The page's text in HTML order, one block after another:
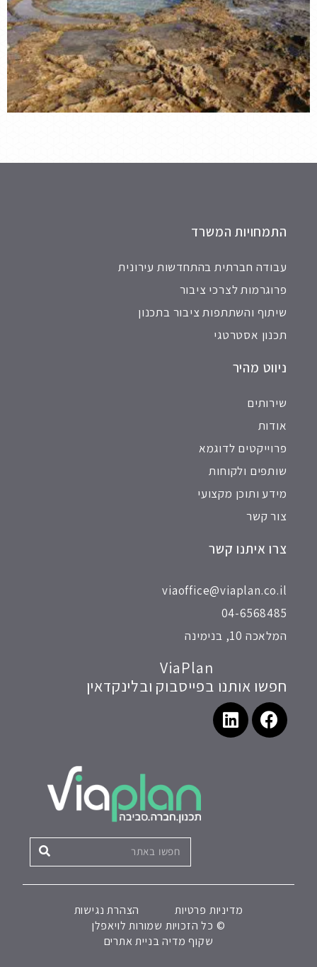
התמחויות המשרד
עבודה חברתית בהתחדשות עירונית
פרוגרמות לצרכי ציבור
שיתוף והשתתפות ציבור בתכנון
תכנון אסטרטגי
ניווט מהיר
שירותים
אודות
פרוייקטים לדוגמא
שותפים ולקוחות
מידע ותוכן מקצועי
צור קשר
צרו איתנו קשר
viaoffice@viaplan.co.il
04-6568485
המלאכה 10, בנימינה
ViaPlan
חפשו אותנו בפייסבוק ובלינקדאין
מדיניות פרטיות
הצהרת נגישות
© כל הזכויות שמורות לויאפלן
שקוף מדיה בניית אתרים